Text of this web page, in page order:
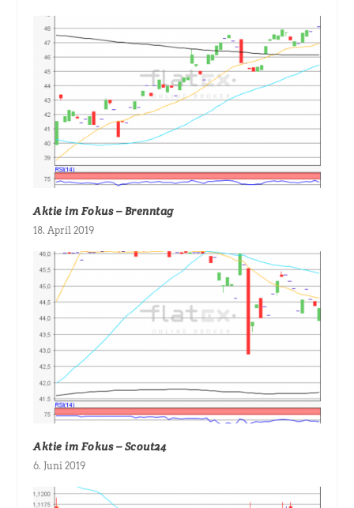
Aktie im Fokus – Brenntag
18. April 2019
Aktie im Fokus – Scout24
6. Juni 2019